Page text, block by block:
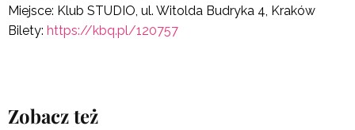
Miejsce: Klub STUDIO, ul. Witolda Budryka 4, Kraków
Bilety: https://kbq.pl/120757
Zobacz też